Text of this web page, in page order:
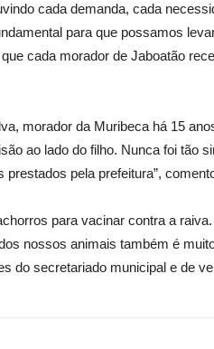
cada demanda, cada
para que possamos
cada morador de Jaboatão
morador da Muribeca há 15
ao lado do filho. Nunca foi tão
pela prefeitura”,
para vacinar contra a raiva.
nossos animais também é
do secretariado municipal e de